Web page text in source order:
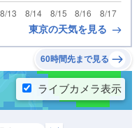
東京の天気を見る
60時間先まで見る